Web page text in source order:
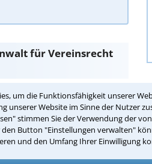
um die Funktionsfähigkeit unserer
unserer Website im Sinne der Nutzer
stimmen Sie der Verwendung der
Button "Einstellungen verwalten"
und den Umfang Ihrer Einwilligung
für Vereinsrecht
aus Hagen und
für Vereinsrecht in